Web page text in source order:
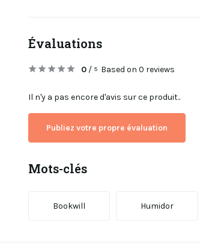
Évaluations
0 / 5 Based on 0 reviews
Il n'y a pas encore d'avis sur ce produit..
Publiez votre propre évaluation
Mots-clés
Bookwill Humidor